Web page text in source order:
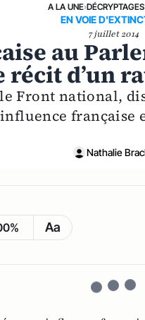
A LA UNE›DÉCRYPTAGES
EN VOIE
7 juillet 2014
au
d’un
Front national,
française
Nathalie
Aa